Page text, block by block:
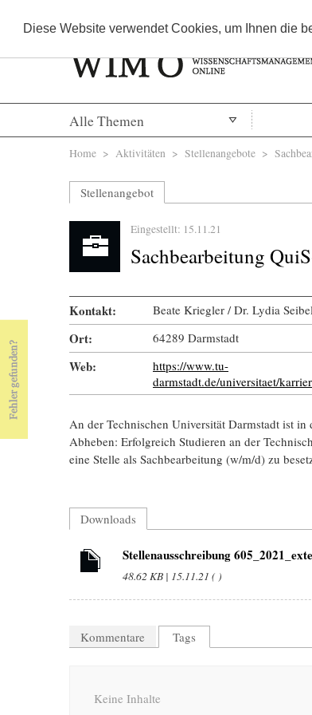
Diese Website verwendet Cookies, um Ihnen die
Alle Themen
Sie sind hier
Home > Aktivitäten > Stellenangebote >
Stellenangebot
Eingestellt: 15.11.21
Sachbearbeitung
Kontakt: Beate Kriegler / Dr. Lydia Seibel
Ort: 64289 Darmstadt
Web:
https://www.tu-
darmstadt.de/universitaet/
An der Technischen Universität Darmstadt ist
Abheben: Erfolgreich Studieren an der
eine Stelle als Sachbearbeitung (w/m/d) zu
Downloads
Stellenausschreibung
48.62 KB | 15.11.21 ( )
Kommentare Tags
Keine Inhalte